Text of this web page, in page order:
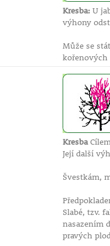
Kresba:U
výhony
Může se
Kresba
Její další
Švestkám,
Slabé, tzv.
nasazením
pravých